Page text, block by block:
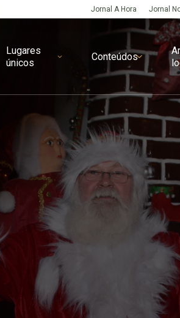
Jornal A Hora Jornal
Lugares
únicos
Conteúdos